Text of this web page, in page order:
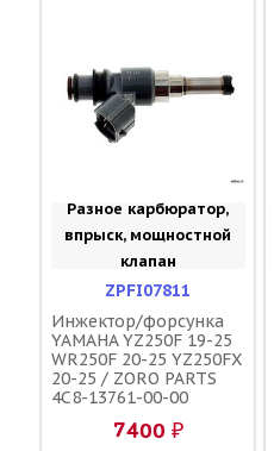
Разное карбюратор,
впрыск, мощностной
клапан
ZPFI07811
Инжектор/форсунка
YAMAHA YZ250F 19-25
WR250F 20-25 YZ250FX
20-25 / ZORO PARTS
4C8-13761-00-00
7400 ₽